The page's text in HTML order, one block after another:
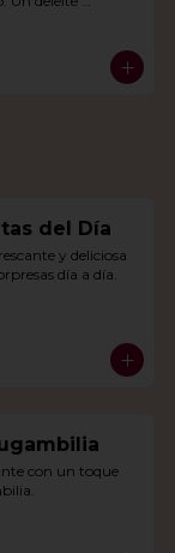
del Día
y deliciosa
día a día.
con un toque